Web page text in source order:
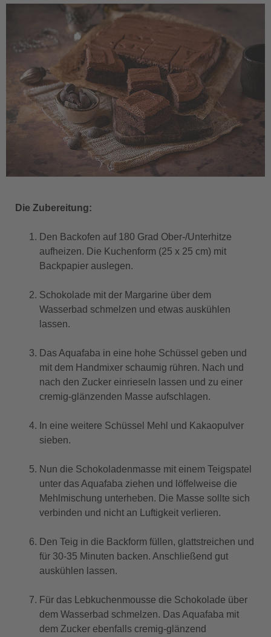
Die Zubereitung:
Den Backofen auf 180 Grad Ober-/Unterhitze
aufheizen. Die Kuchenform (25 x 25 cm) mit
Backpapier auslegen.
Schokolade mit der Margarine über dem
Wasserbad schmelzen und etwas auskühlen
lassen.
Das Aquafaba in eine hohe Schüssel geben und
mit dem Handmixer schaumig rühren. Nach und
nach den Zucker einrieseln lassen und zu einer
cremig-glänzenden Masse aufschlagen.
In eine weitere Schüssel Mehl und Kakaopulver
sieben.
Nun die Schokoladenmasse mit einem Teigspatel
unter das Aquafaba ziehen und löffelweise die
Mehlmischung unterheben. Die Masse sollte sich
verbinden und nicht an Luftigkeit verlieren.
Den Teig in die Backform füllen, glattstreichen und
für 30-35 Minuten backen. Anschließend gut
auskühlen lassen.
Für das Lebkuchenmousse die Schokolade über
dem Wasserbad schmelzen. Das Aquafaba mit
dem Zucker ebenfalls cremig-glänzend